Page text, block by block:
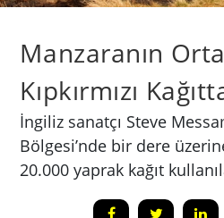
​Manzaranın
Kıpkırmızı
İngiliz sanatçı Steve
Bölgesi’nde bir dere
20.000 yaprak kağıt